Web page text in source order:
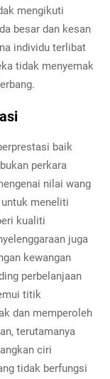
mengikuti
besar dan kesan
individu terlibat
tidak menyemak
baik
perkara
nilai wang
meneliti
kualiti
juga
kewangan
perbelanjaan
titik
dan memperoleh
terutamanya
ciri
tidak berfungsi